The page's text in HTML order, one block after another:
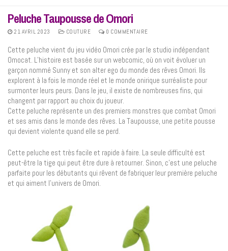
Rechercher :
Peluche Taupousse de Omori
21 AVRIL 2023 COUTURE 0 COMMENTAIRE
Cette peluche vient du jeu vidéo Omori crée par le studio indépendant
Omocat. L’histoire est basée sur un webcomic, où on voit évoluer un
garçon nommé Sunny et son alter ego du monde des rêves Omori. Ils
explorent à la fois le monde réel et le monde onirique surréaliste pour
surmonter leurs peurs. Dans le jeu, il existe de nombreuses fins, qui
changent par rapport au choix du joueur.
Cette peluche représente un des premiers monstres que combat Omori
et ses amis dans le monde des rêves. La Taupousse, une petite pousse
qui devient violente quand elle se perd.
Cette peluche est très facile et rapide à faire. La seule difficulté est
peut-être la tige qui peut être dure à retourner. Sinon, c’est une peluche
parfaite pour les débutants qui rêvent de fabriquer leur première peluche
et qui aiment l’univers de Omori.